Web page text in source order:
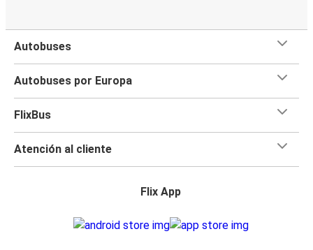
Autobuses
Autobuses por Europa
FlixBus
Atención al cliente
Flix App